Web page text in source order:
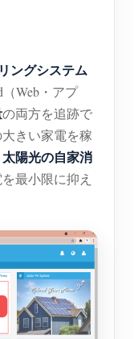
ングシステム
Web・アプ
の両方を追跡で
きい家電を稼
太陽光の自家消
最小限に抑え